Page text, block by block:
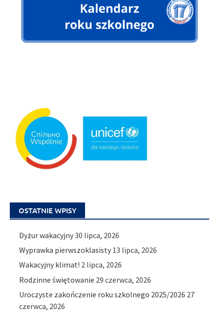
OSTATNIE WPISY
Dyżur wakacyjny30 lipca, 2026
Wyprawka pierwszoklasisty 13 lipca, 2026
Wakacyjny klimat! 2 lipca, 2026
Rodzinne świętowanie 29 czerwca, 2026
Uroczyste zakończenie roku szkolnego 2025/2026 27
czerwca, 2026